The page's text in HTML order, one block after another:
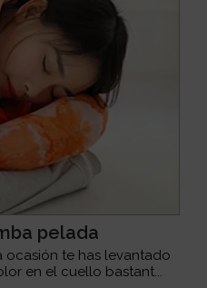
pelada
ocasión te has levantado
en el cuello bastant...